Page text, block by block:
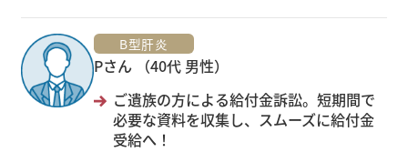
B型肝炎
Pさん （40代 男性）
ご遺族の方による給付金訴訟。短期間で
必要な資料を収集し、スムーズに給付金
受給へ！